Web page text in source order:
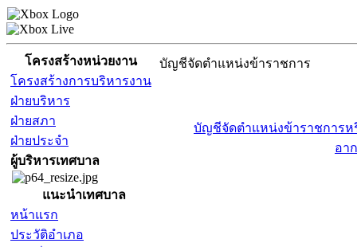
โครงสร้างหน่วยงาน
โครงสร้างการบริหารงาน
ฝ่ายบริหาร
ฝ่ายสภา
ฝ่ายประจำ
ผู้บริหารเทศบาล
แนะนำเทศบาล
หน้าแรก
ประวัติอำเภอ
บัญชีจัดตำแหน่งข้าราชการ
บัญชีจัดตำแหน่งข้าราชการห
อา